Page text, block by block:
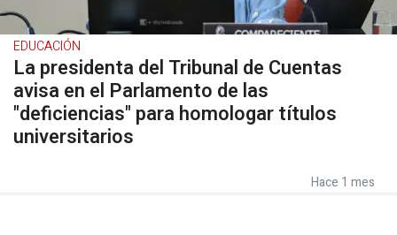
EDUCACIÓN
La presidenta del Tribunal de Cuentas
avisa en el Parlamento de las
"deficiencias" para homologar títulos
universitarios
Hace 1 mes